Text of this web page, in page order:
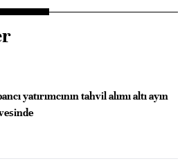
yatırımcının tahvil alımı altı ayın